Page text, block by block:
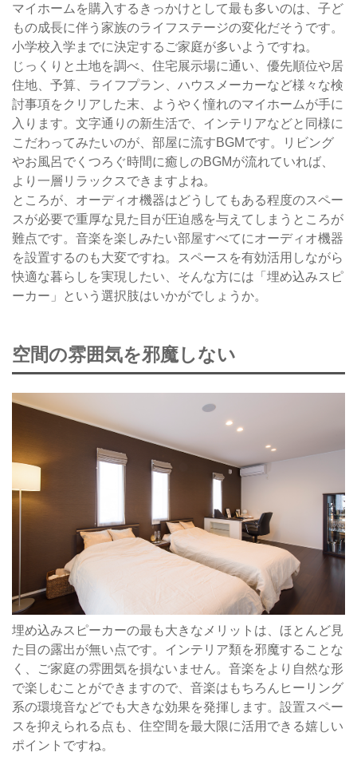
マイホームを購入するきっかけとして最も多いのは、子ど
もの成長に伴う家族のライフステージの変化だそうです。
小学校入学までに決定するご家庭が多いようですね。
じっくりと土地を調べ、住宅展示場に通い、優先順位や居
住地、予算、ライフプラン、ハウスメーカーなど様々な検
討事項をクリアした末、ようやく憧れのマイホームが手に
入ります。文字通りの新生活で、インテリアなどと同様に
こだわってみたいのが、部屋に流すBGMです。リビング
やお風呂でくつろぐ時間に癒しのBGMが流れていれば、
より一層リラックスできますよね。
ところが、オーディオ機器はどうしてもある程度のスペー
スが必要で重厚な見た目が圧迫感を与えてしまうところが
難点です。音楽を楽しみたい部屋すべてにオーディオ機器
を設置するのも大変ですね。スペースを有効活用しながら
快適な暮らしを実現したい、そんな方には「埋め込みスピ
ーカー」という選択肢はいかがでしょうか。
空間の雰囲気を邪魔しない
埋め込みスピーカーの最も大きなメリットは、ほとんど見
た目の露出が無い点です。インテリア類を邪魔することな
く、ご家庭の雰囲気を損ないません。音楽をより自然な形
で楽しむことができますので、音楽はもちろんヒーリング
系の環境音などでも大きな効果を発揮します。設置スペー
スを抑えられる点も、住空間を最大限に活用できる嬉しい
ポイントですね。